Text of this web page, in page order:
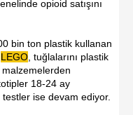
opioid satışını
bin ton plastik kullanan
LEGO , tuğlalarını plastik
18-24 ay
ise devam ediyor.